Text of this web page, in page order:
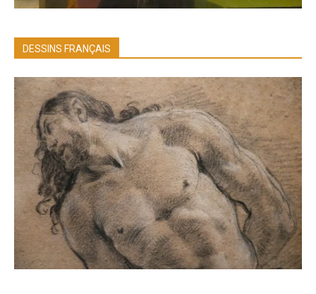
DESSINS FRANÇAIS